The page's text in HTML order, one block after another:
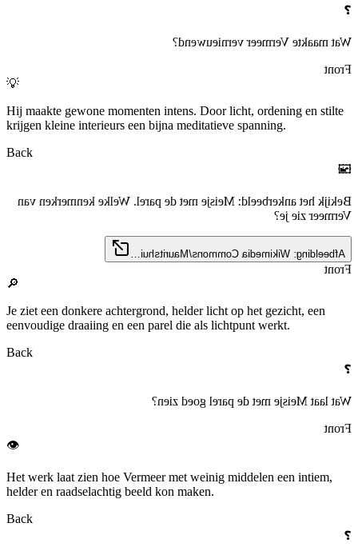
❓
Wat maakte Vermeer vernieuwend?
Front
💡
Hij maakte gewone momenten intens. Door licht, ordening en stilte
krijgen kleine interieurs een bijna meditatieve spanning.
Back
🖼️
Bekijk het ankerbeeld: Meisje met de parel. Welke kenmerken van
Vermeer zie je?
Afbeelding: Wikimedia Commons/Mauritshui…
Front
🔎
Je ziet een donkere achtergrond, helder licht op het gezicht, een
eenvoudige draaiing en een parel die als lichtpunt werkt.
Back
❓
Wat laat Meisje met de parel goed zien?
Front
👁️
Het werk laat zien hoe Vermeer met weinig middelen een intiem,
helder en raadselachtig beeld kon maken.
Back
❓